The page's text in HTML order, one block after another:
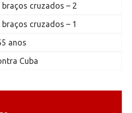
cruzados – 2
cruzados – 1
anos
Cuba